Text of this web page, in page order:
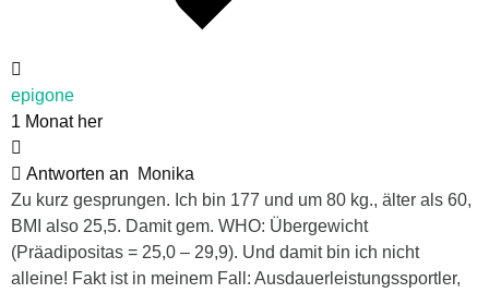
epigone
1 Monat her
Antworten an
Monika
Zu kurz gesprungen. Ich bin 177 und um 80 kg., älter als 60,
BMI also 25,5. Damit gem. WHO: Übergewicht
(Präadipositas = 25,0 – 29,9). Und damit bin ich nicht
alleine! Fakt ist in meinem Fall: Ausdauerleistungssportler,